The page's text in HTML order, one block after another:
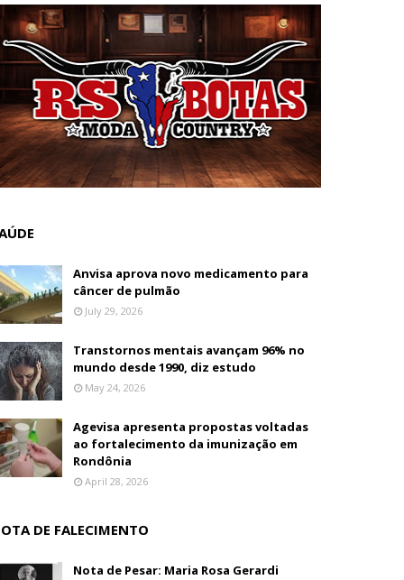
Anvisa aprova novo medicamento para
câncer de pulmão
July 29, 2026
Transtornos mentais avançam 96% no
mundo desde 1990, diz estudo
May 24, 2026
Agevisa apresenta propostas voltadas
ao fortalecimento da imunização em
Rondônia
April 28, 2026
DE FALECIMENTO
Nota de Pesar: Maria Rosa Gerardi